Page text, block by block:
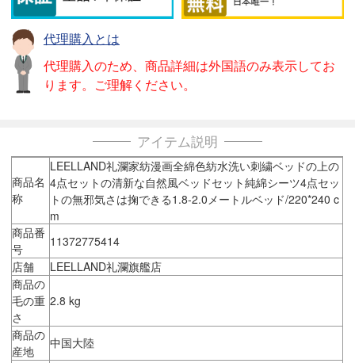
代理購入とは
代理購入のため、商品詳細は外国語のみ表示してお
ります。ご理解ください。
アイテム説明
商品名
称
LEELLAND礼瀾家紡漫画全綿色紡水洗い刺繍ベッドの上の
4点セットの清新な自然風ベッドセット純綿シーツ4点セッ
トの無邪気さは掬できる1.8-2.0メートルベッド/220*240 c
m
商品番
号
11372775414
店舗
LEELLAND礼瀾旗艦店
商品の
毛の重
さ
2.8 kg
商品の
産地
中国大陸